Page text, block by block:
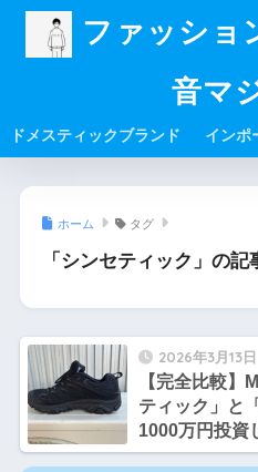
ファッショ
音マ
ドメスティックブランド インポ
ホーム タグ
「シンセティック」の記
2026年3月13日
【完全比較】
ティック」と
1000万円投資